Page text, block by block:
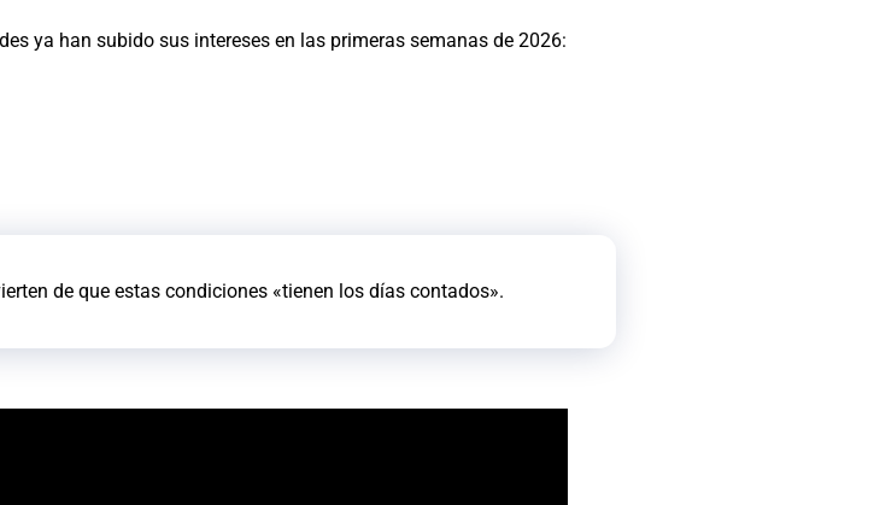
ya han subido sus intereses en las primeras semanas de 2026:
de que estas condiciones «tienen los días contados».